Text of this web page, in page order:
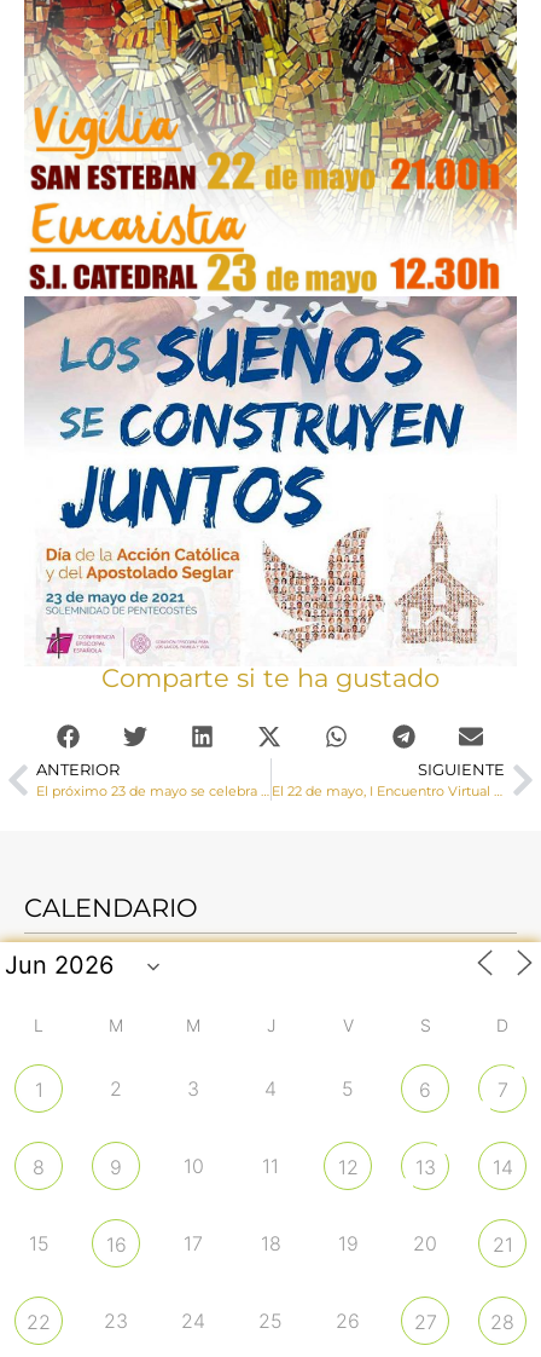
Comparte si te ha gustado
ANTERIOR
El próximo 23 de mayo se celebra el Día de la Acción Católica y Apostolado Seglar
SIGUIENTE
El 22 de mayo, I Encuentro Virtual de todas las Diócesis de CLM para reflexionar sobre la vocación laical
CALENDARIO
L M M J V S D
1 2 3 4 5 6 7
8 9 10 11 12 13 14
15 16 17 18 19 20 21
22 23 24 25 26 27 28